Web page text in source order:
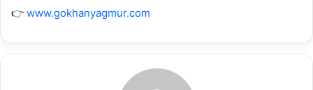
👉 www.gokhanyagmur.com